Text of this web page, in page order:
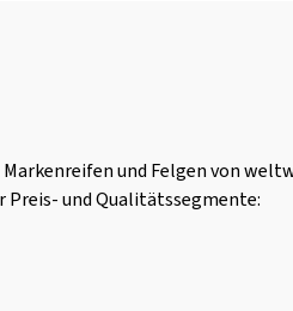
und Felgen von
und Qualitätssegmente: